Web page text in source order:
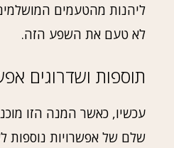
ליהנות מהטעמים
לא טעם את השפע הזה.
תוספות ושדרוגים
עכשיו, כאשר המנה הזו
שלם של אפשרויות נוספות